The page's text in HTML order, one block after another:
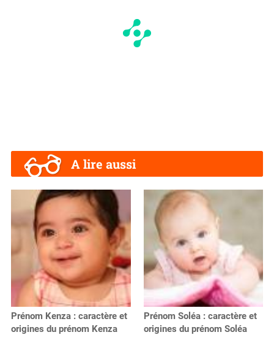
A lire aussi
Prénom Kenza : caractère et
origines du prénom Kenza
Prénom Soléa : caractère et
origines du prénom Soléa